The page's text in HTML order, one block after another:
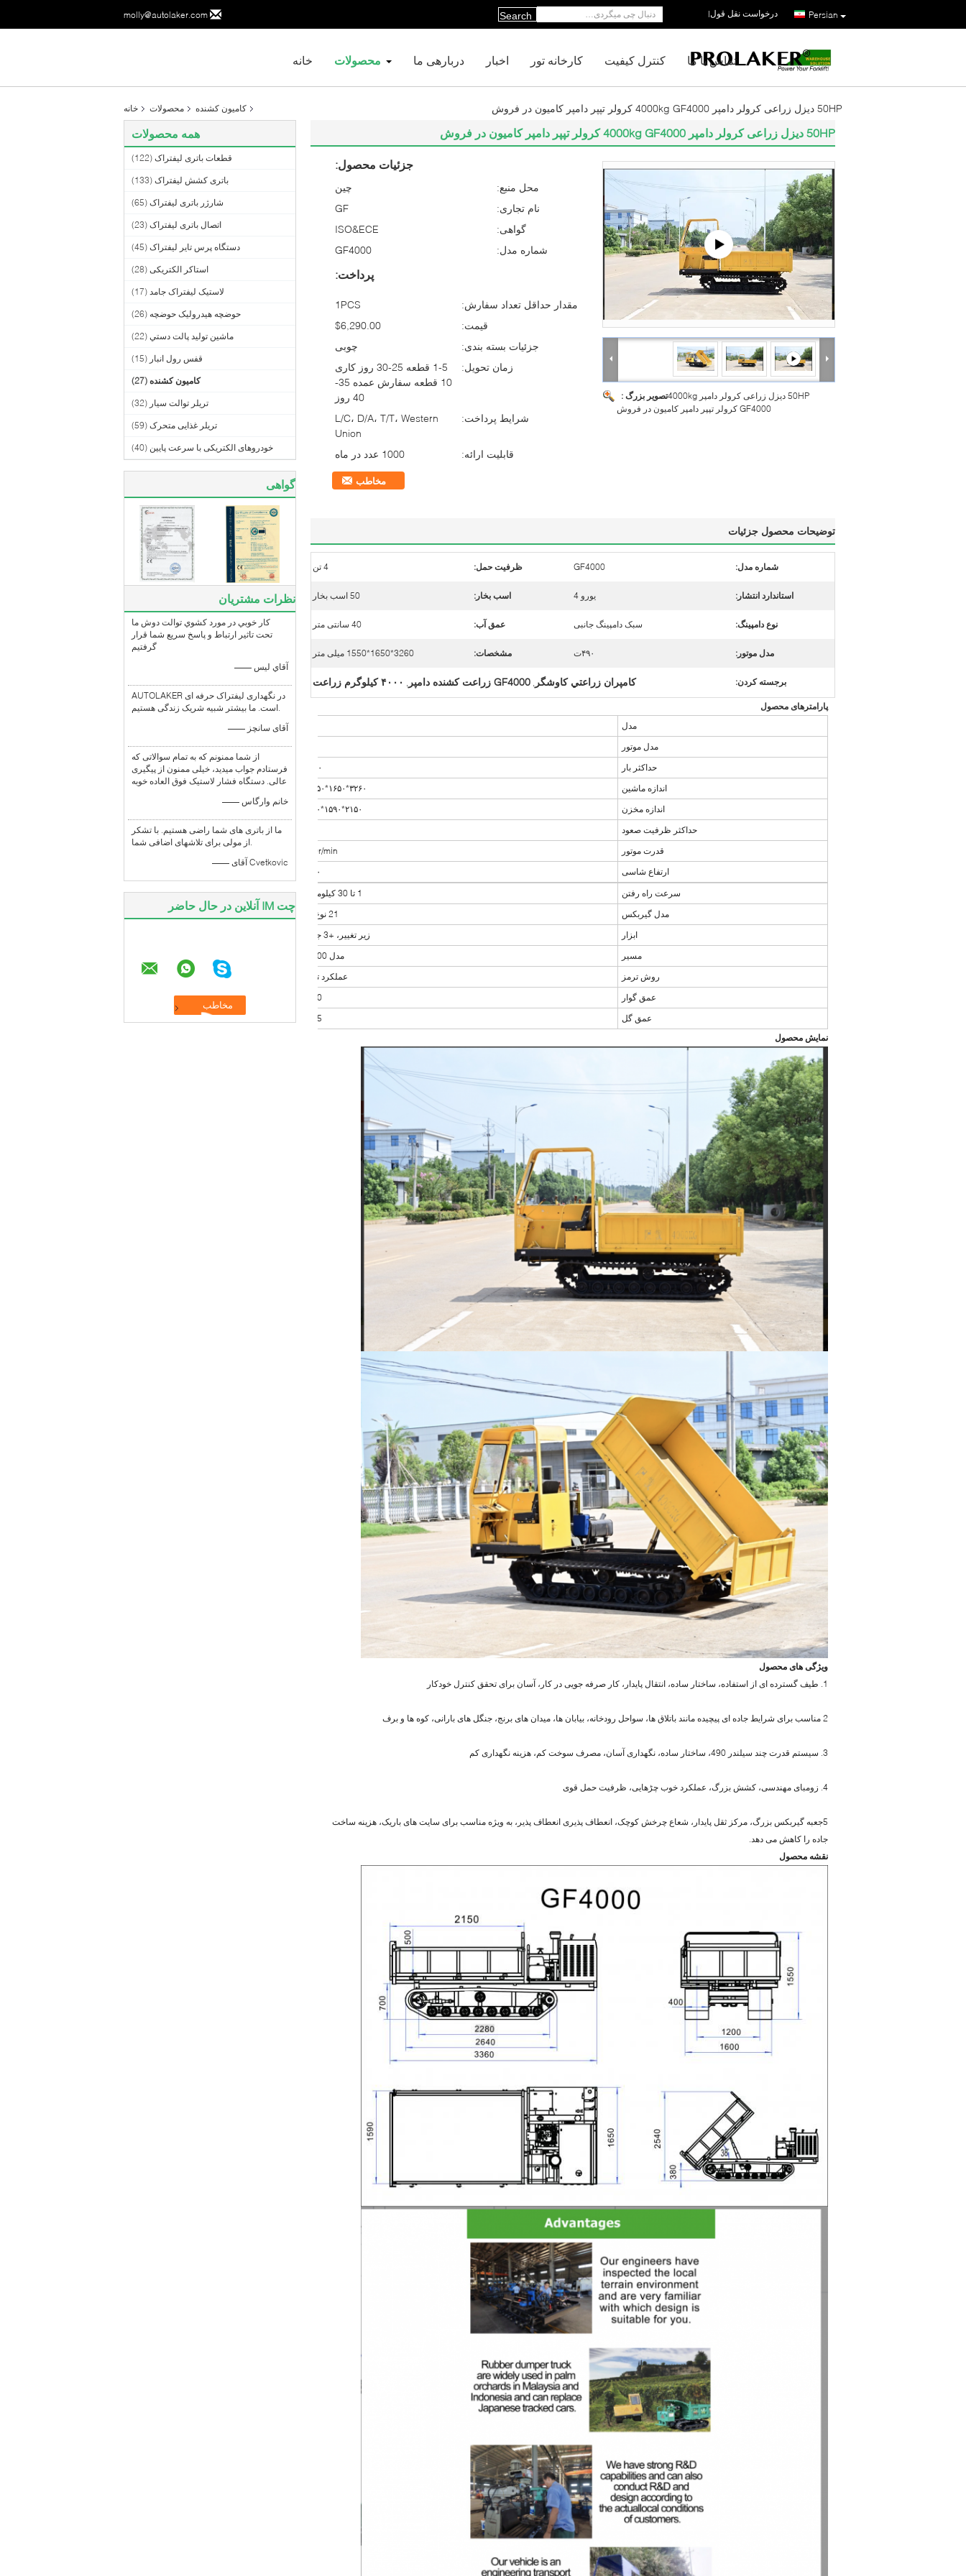
molly@autolaker.com Persian درخواست نقل قول|
Search
خانه محصولات دربارهی ما اخبار کارخانه تور کنترل کیفیت تماس با ما
خانه محصولات کامیون کشنده 50HP دیزل زراعی کرولر دامپر 4000kg GF4000 کرولر تپپر دامپر کامیون در فروش
همه محصولات
قطعات باتری لیفتراک (122)
باتری کشش لیفتراک (133)
شارژر باتری لیفتراک (65)
اتصال باتری لیفتراک (23)
دستگاه پرس تایر لیفتراک (45)
استاکر الکتریکی (28)
لاستیک لیفتراک جامد (17)
حوضچه هیدرولیک حوضچه (26)
ماشين توليد پالت دستي (22)
قفس رول انبار (15)
کامیون کشنده (27)
تریلر توالت سیار (32)
تریلر غذایی متحرک (59)
خودروهای الکتریکی با سرعت پایین (40)
گواهی
نظرات مشتریان
کار خوبي در مورد کشوي توالت دوش ما
تحت تاثير ارتباط و پاسخ سريع شما قرار
گرفتيم
—— آقاي ليس
AUTOLAKER در نگهداری لیفتراک حرفه ای
است. ما بیشتر شبیه شریک زندگی هستیم.
—— آقای سانچز
از شما ممنونم که به تمام سوالاتی که
فرستادم جواب میدید، خیلی ممنون از پیگیری
عالی. دستگاه فشار لاستیک فوق العاده خوبه
—— خانم وارگاس
ما از باتری های شما راضی هستیم. با تشکر
از مولی برای تلاشهای اضافی شما.
—— آقای Cvetkovic
چت IM آنلاین در حال حاضر
50HP دیزل زراعی کرولر دامپر 4000kg GF4000 کرولر تپپر دامپر کامیون در فروش
تصویر بزرگ :50HP دیزل زراعی کرولر دامپر 4000kg
GF4000 کرولر تپپر دامپر کامیون در فروش
جزئیات محصول:
محل منبع:
چین
نام تجاری:
GF
گواهی:
ISO&ECE
شماره مدل:
GF4000
پرداخت:
مقدار حداقل تعداد سفارش:
1PCS
قیمت:
$6,290.00
جزئیات بسته بندی:
چوبی
زمان تحویل:
1-5 قطعه 25-30 روز کاری
10 قطعه سفارش عمده 35-
40 روز
شرایط پرداخت:
L/C، D/A، T/T، Western
Union
قابلیت ارائه:
1000 عدد در ماه
مخاطب
توضیحات محصول جزئیات
شماره مدل: GF4000 ظرفیت حمل: 4 تن
استاندارد انتشار: یورو 4 اسب بخار: 50 اسب بخار
نوع دامپینگ: سبک دامپینگ جانبی عمق آب: 40 سانتی متر
مدل موتور: ۴۹۰ت مشخصات: 3260*1650*1550 میلی متر
برجسته کردن: کامپران زراعتي کاوشگر , GF4000 زراعت کشنده دامپر , ۴۰۰۰ کیلوگرم زراعت
پارامترهای محصول
مدل
GF4000
مدل موتور
490T
حداکثر بار
۴۰۰۰ کیلوگرم
اندازه ماشین
۳۲۶۰*۱۶۵۰*۱۵۵۰ میلی متر
اندازه مخزن
۲۱۵۰*۱۵۹۰*۵۰۰ میلی متر
حداکثر ظرفیت صعود
قدرت موتور
37kW/2200r/min
ارتفاع شاسی
۷۰۰ میلی متر
سرعت راه رفتن
1 تا 30 کیلومتر در ساعت
مدل گیربکس
21 نوع تقویت شده
ابزار
زیر تغییر، +3 جلو، +1 عقب
مسیر
مدل 400*90wh*62
روش ترمز
عملکرد ترمز پارکینگ
عمق گوار
40 سانتي متر
عمق گل
35 سانتي متر
نمایش محصول
ویژگی های محصول
1. طیف گسترده ای از استفاده، ساختار ساده، انتقال پایدار، کار صرفه جویی در کار، آسان برای تحقق کنترل خودکار
2 مناسب برای شرایط جاده ای پیچیده مانند باتلاق ها، سواحل رودخانه، بیابان ها، میدان های برنج، جنگل های بارانی، کوه ها و برف
3. سیستم قدرت چند سیلندر 490، ساختار ساده، نگهداری آسان، مصرف سوخت کم، هزینه نگهداری کم
4. زومبای مهندسی، کشش بزرگ، عملکرد خوب چڑھایی، ظرفیت حمل قوی
5جعبه گیربکس بزرگ، مرکز ثقل پایدار، شعاع چرخش کوچک، انعطاف پذیری انعطاف پذیر، به ویژه مناسب برای سایت های باریک، هزینه ساخت
جاده را کاهش می دهد.
نقشه محصول